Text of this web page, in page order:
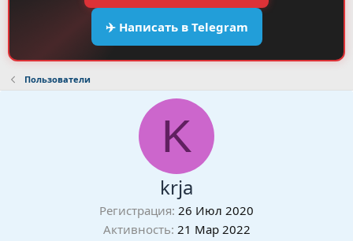
✈️ Написать в Telegram
Пользователи
K
krja
Регистрация 26 Июл 2020
Активность 21 Мар 2022